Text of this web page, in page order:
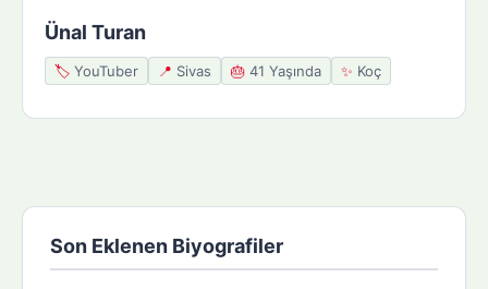
Ünal Turan
🏷️ YouTuber 📍 Sivas 🎂 41 Yaşında ✨ Koç
Son Eklenen Biyografiler